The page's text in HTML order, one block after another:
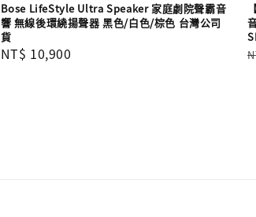
Bose LifeStyle Ultra Speaker 家庭劇院聲霸音
響 無線後環繞揚聲器 黑色/白色/棕色 台灣公司
貨
Regular
NT$ 10,900